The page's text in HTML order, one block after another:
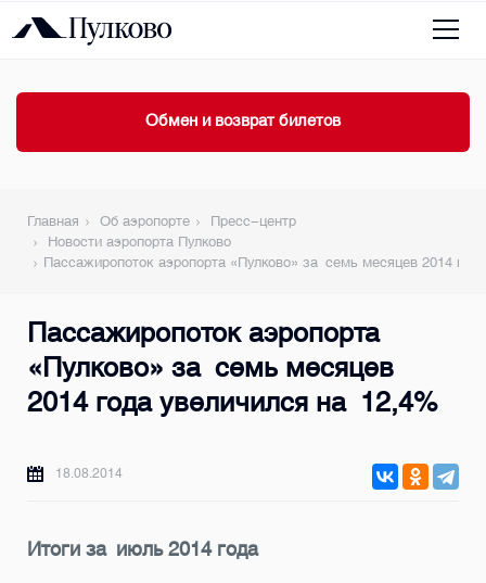
Обмен и возврат билетов
Главная Об аэропорте
Пресс-центр
Новости аэропорта Пулково
Пассажиропоток аэропорта «Пулково» за семь месяцев 2014
Пассажиропоток аэропорта
«Пулково» за семь месяцев
2014 года увеличился на 12,4%
18.08.2014
Итоги за июль 2014 года